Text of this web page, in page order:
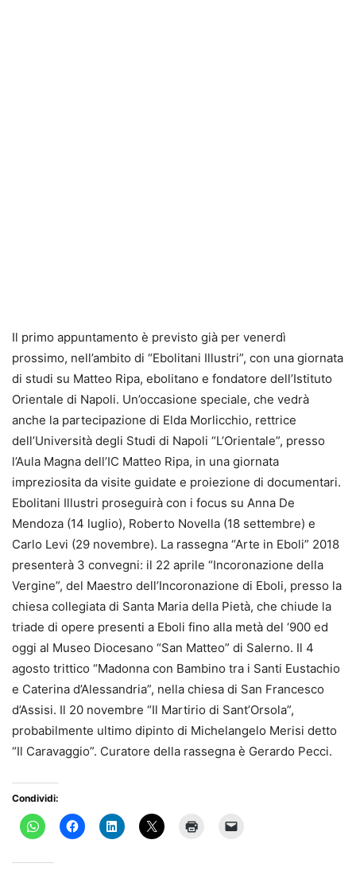
Il primo appuntamento è previsto già per venerdì
prossimo, nell’ambito di “Ebolitani Illustri”, con una giornata
di studi su Matteo Ripa, ebolitano e fondatore dell’Istituto
Orientale di Napoli. Un’occasione speciale, che vedrà
anche la partecipazione di Elda Morlicchio, rettrice
dell’Università degli Studi di Napoli “L’Orientale”, presso
l’Aula Magna dell’IC Matteo Ripa, in una giornata
impreziosita da visite guidate e proiezione di documentari.
Ebolitani Illustri proseguirà con i focus su Anna De
Mendoza (14 luglio), Roberto Novella (18 settembre) e
Carlo Levi (29 novembre). La rassegna “Arte in Eboli” 2018
presenterà 3 convegni: il 22 aprile “Incoronazione della
Vergine”, del Maestro dell’Incoronazione di Eboli, presso la
chiesa collegiata di Santa Maria della Pietà, che chiude la
triade di opere presenti a Eboli fino alla metà del ‘900 ed
oggi al Museo Diocesano “San Matteo” di Salerno. Il 4
agosto trittico “Madonna con Bambino tra i Santi Eustachio
e Caterina d’Alessandria”, nella chiesa di San Francesco
d’Assisi. Il 20 novembre “Il Martirio di Sant’Orsola”,
probabilmente ultimo dipinto di Michelangelo Merisi detto
“Il Caravaggio”. Curatore della rassegna è Gerardo Pecci.
Condividi: